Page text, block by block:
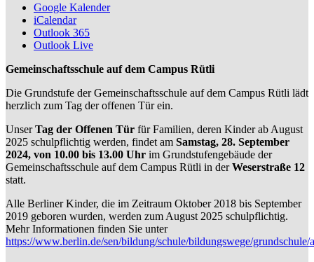
Google Kalender
iCalendar
Outlook 365
Outlook Live
Gemeinschaftsschule auf dem Campus Rütli
Die Grundstufe der Gemeinschaftsschule auf dem Campus Rütli lädt
herzlich zum Tag der offenen Tür ein.
UnserTag der Offenen Tür für Familien, deren Kinder ab August
2025 schulpflichtig werden, findet am Samstag, 28. September
2024, von 10.00 bis 13.00 Uhr im Grundstufengebäude der
Gemeinschaftsschule auf dem Campus Rütli in derWeserstraße 12
statt.
Alle Berliner Kinder, die im Zeitraum Oktober 2018 bis September
2019 geboren wurden, werden zum August 2025 schulpflichtig.
Mehr Informationen finden Sie unter
https://www.berlin.de/sen/bildung/schule/bildungswege/grundschule/